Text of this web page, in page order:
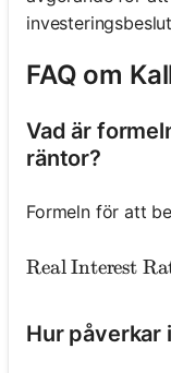
FAQ om
Vad är
räntor?
Formeln för att
Real Interest
Hur påverkar